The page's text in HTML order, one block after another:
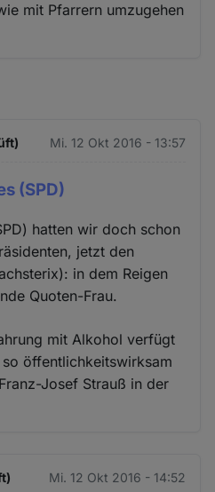
mit Pfarrern umzugehen
Mi. 12 Okt 2016 - 13:57
(SPD)
hatten wir doch schon
jetzt den
in dem Reigen
Quoten-Frau.
mit Alkohol verfügt
öffentlichkeitswirksam
Josef Strauß in der
Mi. 12 Okt 2016 - 14:52